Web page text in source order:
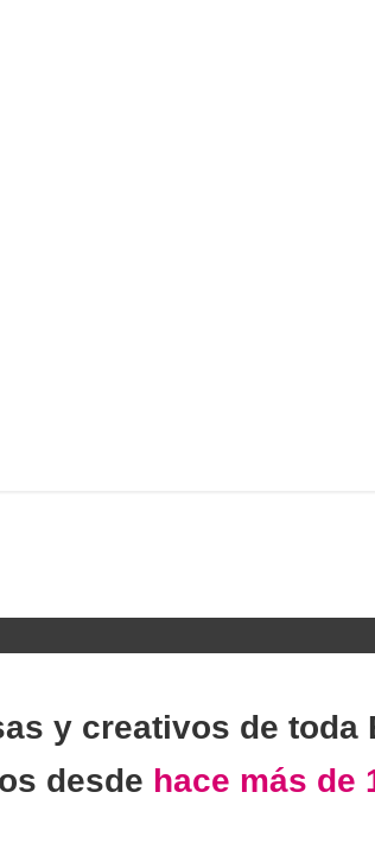
y creativos de toda
desde hace más de